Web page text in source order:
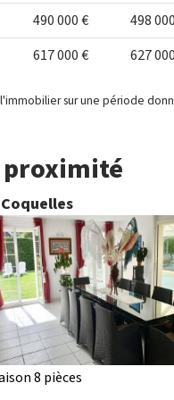
490 000 €
498
617 000 € 627
sur une période
proximité
8 pièces